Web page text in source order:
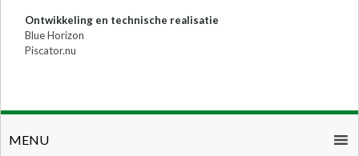
Ontwikkeling en technische realisatie
Blue Horizon
Piscator.nu
MENU